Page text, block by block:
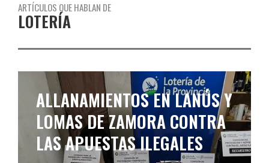
ARTÍCULOS QUE HABLAN DE
LOTERÍA
ALLANAMIENTOS EN LANÚS Y
LOMAS DE ZAMORA CONTRA
LAS APUESTAS ILEGALES